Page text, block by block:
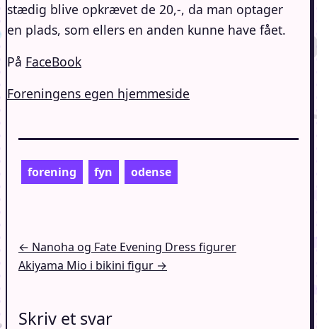
stædig blive opkrævet de 20,-, da man optager
en plads, som ellers en anden kunne have fået.
På FaceBook
Foreningens egen hjemmeside
forening fyn odense
Indlægsnavigation
← Nanoha og Fate Evening Dress figurer
Akiyama Mio i bikini figur →
Skriv et svar